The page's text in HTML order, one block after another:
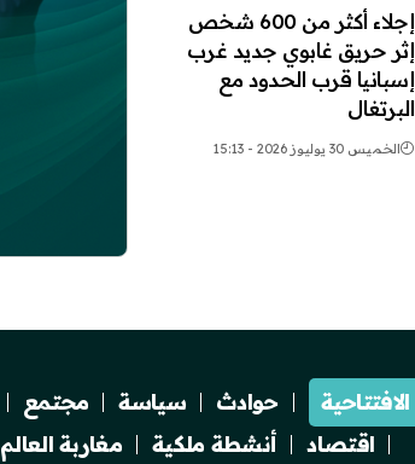
إجلاء أكثر من 600 شخص
إثر حريق غابوي جديد غرب
إسبانيا قرب الحدود مع
البرتغال
الخميس 30 يوليوز 2026 - 15:13
الافتتاحية حوادث سياسة مجتمع
اقتصاد
أنشطة ملكية مغاربة العالم